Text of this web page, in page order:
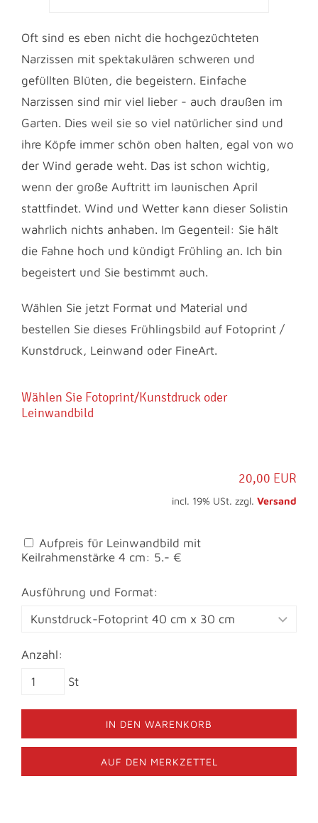
Oft sind es eben nicht die hochgezüchteten
Narzissen mit spektakulären schweren und
gefüllten Blüten, die begeistern. Einfache
Narzissen sind mir viel lieber - auch draußen im
Garten. Dies weil sie so viel natürlicher sind und
ihre Köpfe immer schön oben halten, egal von wo
der Wind gerade weht. Das ist schon wichtig,
wenn der große Auftritt im launischen April
stattfindet. Wind und Wetter kann dieser Solistin
wahrlich nichts anhaben. Im Gegenteil: Sie hält
die Fahne hoch und kündigt Frühling an. Ich bin
begeistert und Sie bestimmt auch.
Wählen Sie jetzt Format und Material und
bestellen Sie dieses Frühlingsbild auf Fotoprint /
Kunstdruck, Leinwand oder FineArt.
Wählen Sie Fotoprint/Kunstdruck oder
Leinwandbild
20,00 EUR
incl. 19% USt. zzgl. Versand
Aufpreis für Leinwandbild mit
Keilrahmenstärke 4 cm: 5.- €
Ausführung und Format:
Anzahl:
St
IN DEN WARENKORB
AUF DEN MERKZETTEL